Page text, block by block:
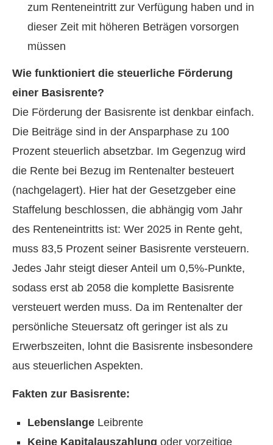
zum Renteneintritt zur Verfügung haben und in
dieser Zeit mit höheren Beträgen vorsorgen
müssen
Wie funktioniert die steuerliche Förderung
einer Basisrente?
Die Förderung der Basisrente ist denkbar einfach.
Die Beiträge sind in der Ansparphase zu 100
Prozent steuerlich absetzbar. Im Gegenzug wird
die Rente bei Bezug im Rentenalter besteuert
(nachgelagert). Hier hat der Gesetzgeber eine
Staffelung beschlossen, die abhängig vom Jahr
des Renteneintritts ist: Wer 2025 in Rente geht,
muss 83,5 Prozent seiner Basisrente versteuern.
Jedes Jahr steigt dieser Anteil um 0,5%-Punkte,
sodass erst ab 2058 die komplette Basisrente
versteuert werden muss. Da im Rentenalter der
persönliche Steuersatz oft geringer ist als zu
Erwerbszeiten, lohnt die Basisrente insbesondere
aus steuerlichen Aspekten.
Fakten zur Basisrente:
Lebenslange Leibrente
Keine Kapitalauszahlung oder vorzeitige